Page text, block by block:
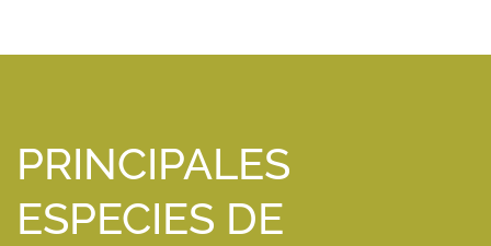
PRINCIPALES
ESPECIES DE